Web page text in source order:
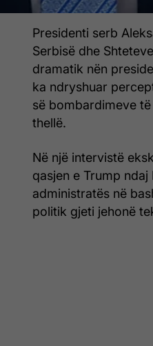
Presidenti serb
Serbisë dhe
dramatik nën
ka ndryshuar
së bombardimeve
thellë.
Në një intervistë
qasjen e Trump
administratës në
politik gjeti jehonë